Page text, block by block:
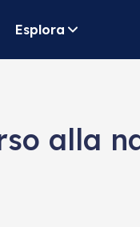
Esplora
alla